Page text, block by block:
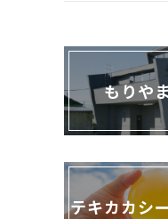
もりや
テキカカシ